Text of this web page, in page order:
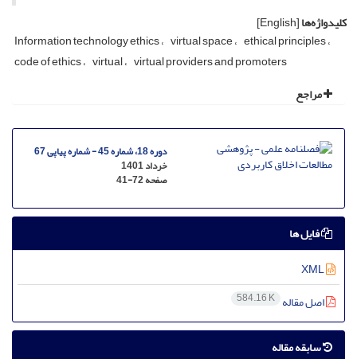
کلیدواژه‌ها[English]
Information technology ethics virtual space ethical principles
code of ethics virtual virtual providers and promoters
مراجع
دوره 18، شماره 45 - شماره پیاپی 67
خرداد 1401
صفحه41-72
فایل ها
اصل مقاله 584.16 K
سابقه مقاله